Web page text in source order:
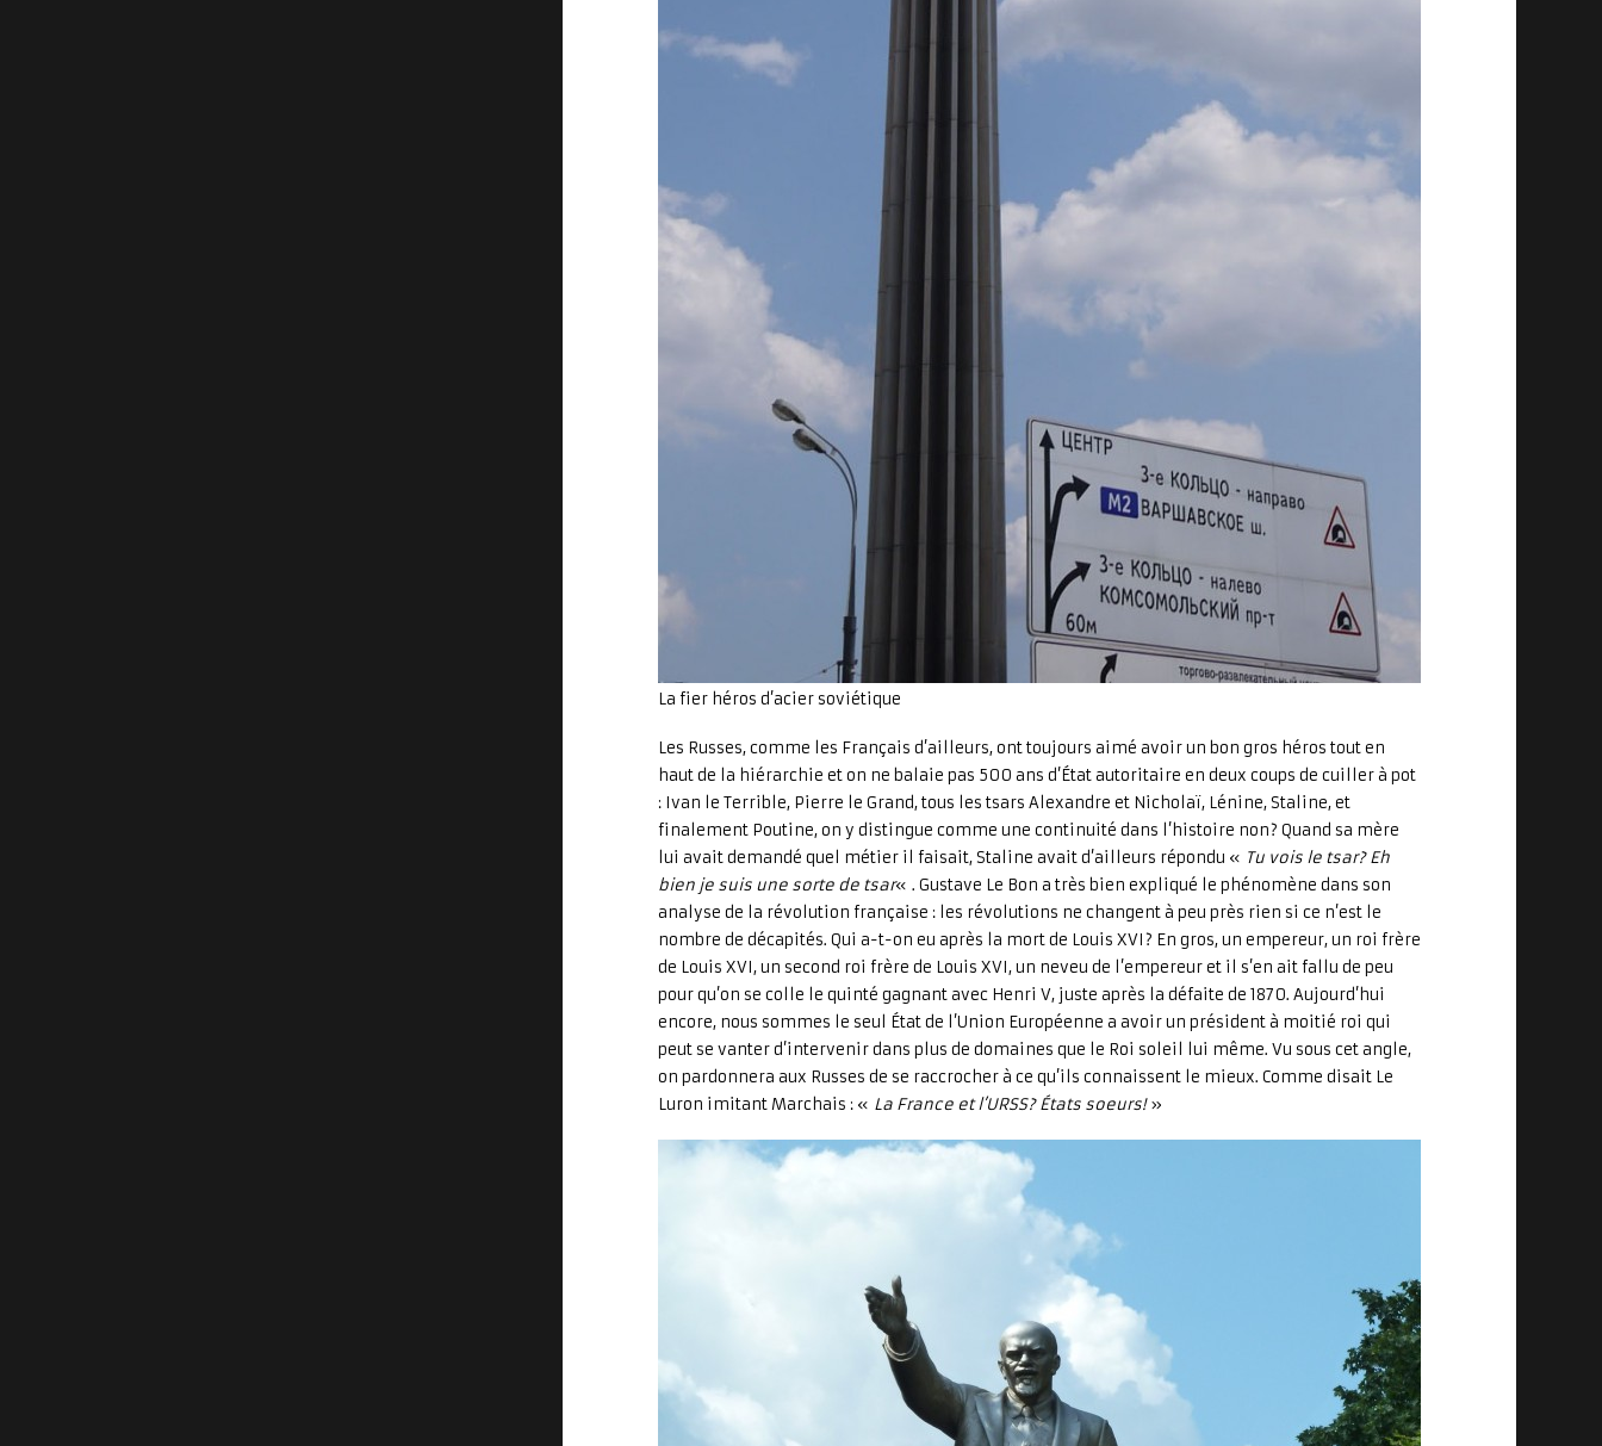
La fier héros d’acier soviétique
Les Russes, comme les Français d’ailleurs, ont toujours aimé avoir un bon gros héros tout en
haut de la hiérarchie et on ne balaie pas 500 ans d’État autoritaire en deux coups de cuiller à pot
: Ivan le Terrible, Pierre le Grand, tous les tsars Alexandre et Nicholaï, Lénine, Staline, et
finalement Poutine, on y distingue comme une continuité dans l’histoire non? Quand sa mère
lui avait demandé quel métier il faisait, Staline avait d’ailleurs répondu « Tu vois le tsar? Eh
bien je suis une sorte de tsar« . Gustave Le Bon a très bien expliqué le phénomène dans son
analyse de la révolution française : les révolutions ne changent à peu près rien si ce n’est le
nombre de décapités. Qui a-t-on eu après la mort de Louis XVI? En gros, un empereur, un roi frère
de Louis XVI, un second roi frère de Louis XVI, un neveu de l’empereur et il s’en ait fallu de peu
pour qu’on se colle le quinté gagnant avec Henri V, juste après la défaite de 1870. Aujourd’hui
encore, nous sommes le seul État de l’Union Européenne a avoir un président à moitié roi qui
peut se vanter d’intervenir dans plus de domaines que le Roi soleil lui même. Vu sous cet angle,
on pardonnera aux Russes de se raccrocher à ce qu’ils connaissent le mieux. Comme disait Le
Luron imitant Marchais : « La France et l’URSS? États soeurs!»